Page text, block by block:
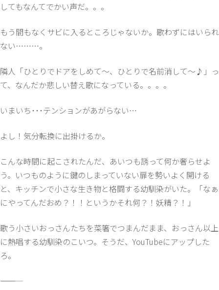
してもなんてでかい声だ。。。
もう間もなくサビに入るところじゃないか。歌わずにはいられ
ない………。
隣人「ひとりでドアをしめて～、ひとりで名前消して～♪」っ
て、なんだか悲しい替え歌になっている。。。。
いまいち･･･テンションがあがらない…
よし！気分転換に出掛けるか。
こんな時間に起こされたんだ、あいつも誘って何か奢らせよ
う。いつものように鍵のしまっていない扉を勢いよく開ける
と、キッチンで小さな生き物と格闘する幼馴染がいた。「なぁ
にやってんだおめ？！！というかそれ何？！妖精？！」
歌う小さいおっさんたちを菜箸でつまんだまま、おっさん以上
に熱唱する幼馴染のこいつ。そうだ、YouTubeにアップした
ろ。
―――――